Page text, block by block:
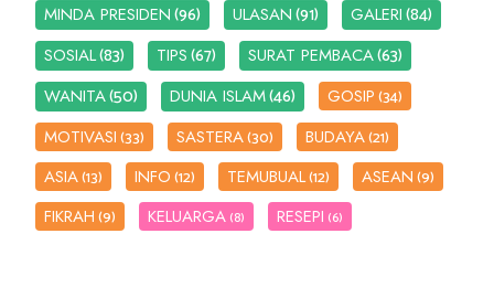
MINDA PRESIDEN(96) ULASAN(91) GALERI(84)
SOSIAL(83) TIPS(67) SURAT PEMBACA(63)
WANITA(50) DUNIA ISLAM(46) GOSIP(34)
MOTIVASI(33) SASTERA(30) BUDAYA(21)
ASIA(13) INFO(12) TEMUBUAL(12) ASEAN(9)
FIKRAH(9) KELUARGA (8) RESEPI (6)